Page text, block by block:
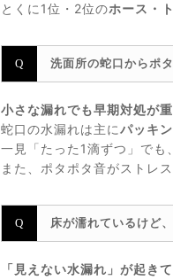
とくに1位・2位のホース・
洗面所の蛇口からポ
小さな漏れでも早期対処が
蛇口の水漏れは主にパッキ
一見「たった1滴ずつ」でも
また、ポタポタ音がストレ
床が濡れているけど
「見えない水漏れ」が起き